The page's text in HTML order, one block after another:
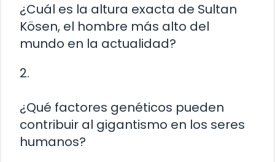
¿Cuál es la altura exacta de Sultan
Kösen, el hombre más alto del
mundo en la actualidad?
2.
¿Qué factores genéticos pueden
contribuir al gigantismo en los seres
humanos?